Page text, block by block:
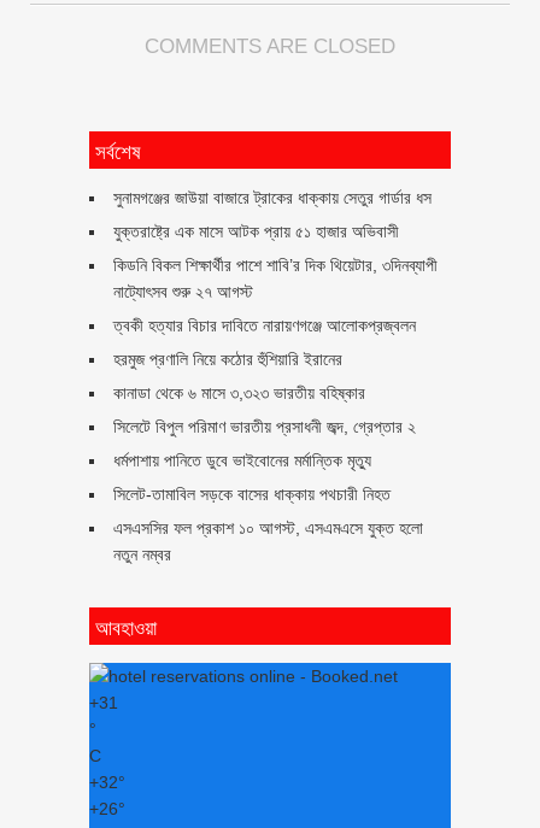
COMMENTS ARE CLOSED
সর্বশেষ
সুনামগঞ্জের জাউয়া বাজারে ট্রাকের ধাক্কায় সেতুর গার্ডার ধস
যুক্তরাষ্ট্রে এক মাসে আটক প্রায় ৫১ হাজার অভিবাসী
কিডনি বিকল শিক্ষার্থীর পাশে শাবি’র দিক থিয়েটার, ৩দিনব্যাপী
নাট্যোৎসব শুরু ২৭ আগস্ট
ত্বকী হত্যার বিচার দাবিতে নারায়ণগঞ্জে আলোকপ্রজ্বলন
হরমুজ প্রণালি নিয়ে কঠোর হুঁশিয়ারি ইরানের
কানাডা থেকে ৬ মাসে ৩,৩২৩ ভারতীয় বহিষ্কার
সিলেটে বিপুল পরিমাণ ভারতীয় প্রসাধনী জব্দ, গ্রেপ্তার ২
ধর্মপাশায় পানিতে ডুবে ভাইবোনের মর্মান্তিক মৃত্যু
সিলেট-তামাবিল সড়কে বাসের ধাক্কায় পথচারী নিহত
এসএসসির ফল প্রকাশ ১০ আগস্ট, এসএমএসে যুক্ত হলো
নতুন নম্বর
আবহাওয়া
+31
°
C
+32°
+26°